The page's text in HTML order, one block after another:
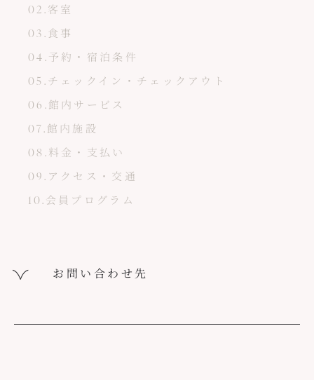
02.客室
03.食事
04.予約・宿泊条件
05.チェックイン・チェックアウト
06.館内サービス
07.館内施設
08.料金・支払い
09.アクセス・交通
10.会員プログラム
お問い合わせ先